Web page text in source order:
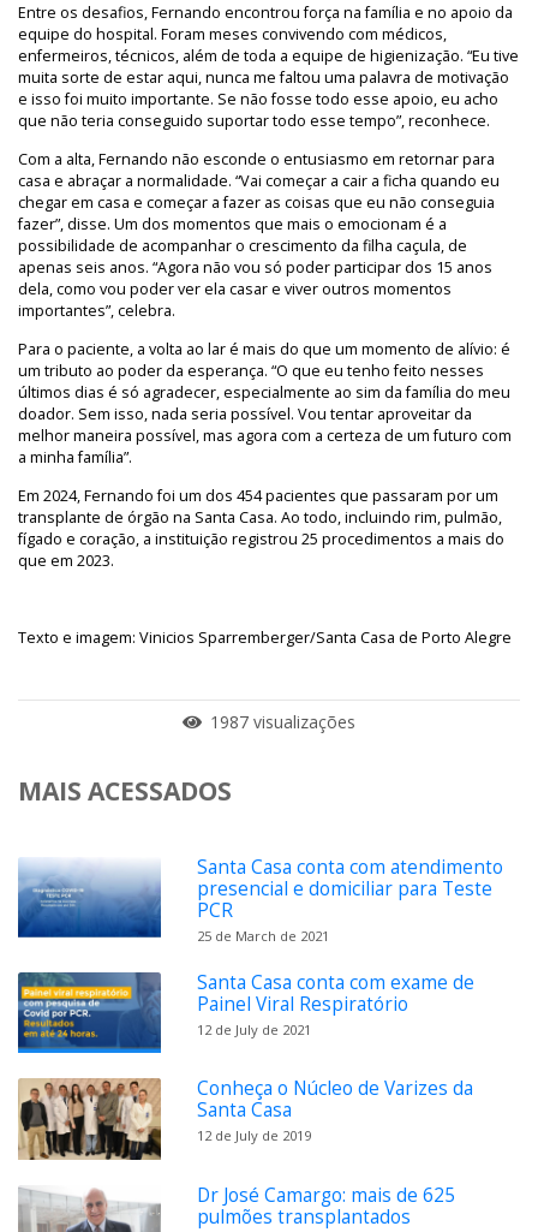
Entre os desafios, Fernando encontrou força na família e no apoio da
equipe do hospital. Foram meses convivendo com médicos,
enfermeiros, técnicos, além de toda a equipe de higienização. “Eu tive
muita sorte de estar aqui, nunca me faltou uma palavra de motivação
e isso foi muito importante. Se não fosse todo esse apoio, eu acho
que não teria conseguido suportar todo esse tempo”, reconhece.
Com a alta, Fernando não esconde o entusiasmo em retornar para
casa e abraçar a normalidade. “Vai começar a cair a ficha quando eu
chegar em casa e começar a fazer as coisas que eu não conseguia
fazer”, disse. Um dos momentos que mais o emocionam é a
possibilidade de acompanhar o crescimento da filha caçula, de
apenas seis anos. “Agora não vou só poder participar dos 15 anos
dela, como vou poder ver ela casar e viver outros momentos
importantes”, celebra.
Para o paciente, a volta ao lar é mais do que um momento de alívio: é
um tributo ao poder da esperança. “O que eu tenho feito nesses
últimos dias é só agradecer, especialmente ao sim da família do meu
doador. Sem isso, nada seria possível. Vou tentar aproveitar da
melhor maneira possível, mas agora com a certeza de um futuro com
a minha família”.
Em 2024, Fernando foi um dos 454 pacientes que passaram por um
transplante de órgão na Santa Casa. Ao todo, incluindo rim, pulmão,
fígado e coração, a instituição registrou 25 procedimentos a mais do
que em 2023.
Texto e imagem: Vinicios Sparremberger/Santa Casa de Porto Alegre
1987 visualizações
MAIS ACESSADOS
Santa Casa conta com atendimento
presencial e domiciliar para Teste
PCR
25 de March de 2021
Santa Casa conta com exame de
Painel Viral Respiratório
12 de July de 2021
Conheça o Núcleo de Varizes da
Santa Casa
12 de July de 2019
Dr José Camargo: mais de 625
pulmões transplantados